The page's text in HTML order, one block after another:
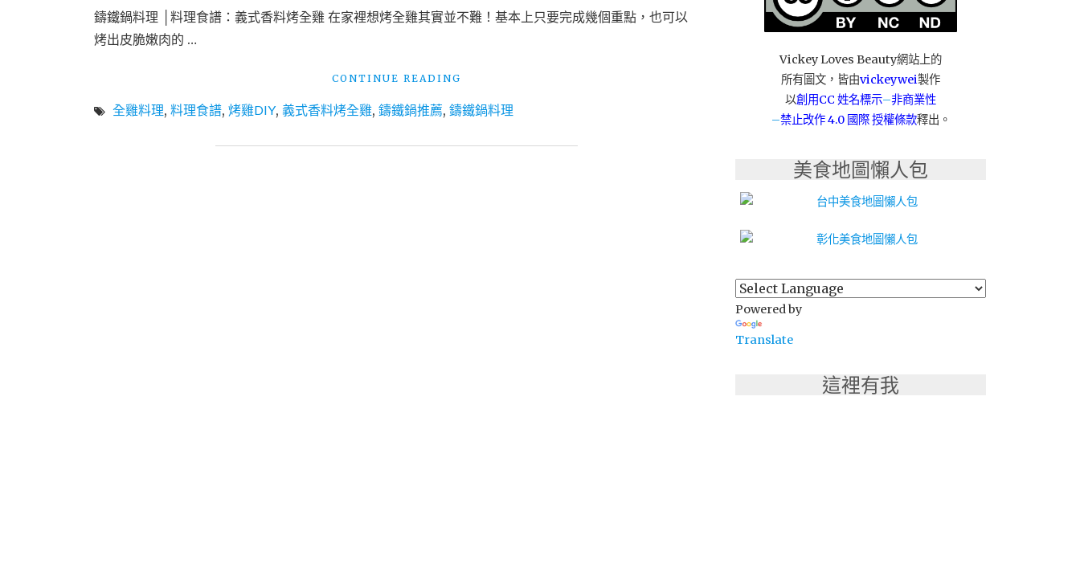
鑄鐵鍋料理 │料理食譜：義式香料烤全雞 在家裡想烤全雞其實並不難！基本上只要完成幾個重點，也可以
烤出皮脆嫩肉的 …
CONTINUE READING
鍋
理
全雞料理, 料理食譜, 烤雞DIY, 義式香料烤全雞, 鑄鐵鍋推薦, 鑄鐵鍋料理
Vickey Loves Beauty網站上的
所有圖文，皆由vickeywei製作
以創用CC 姓名標示–非商業性
–禁止改作4.0 國際 授權條款釋出。
美食地圖懶人包
Powered by
Translate
這裡有我